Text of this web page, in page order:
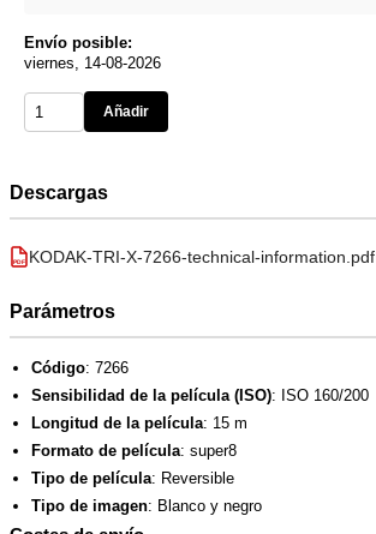
Envío posible:
viernes, 14-08-2026
Añadir
Descargas
PDF KODAK-TRI-X-7266-technical-information.pdf
Parámetros
Código: 7266
Sensibilidad de la película (ISO): ISO 160/200
Longitud de la película: 15 m
Formato de película: super8
Tipo de película: Reversible
Tipo de imagen: Blanco y negro